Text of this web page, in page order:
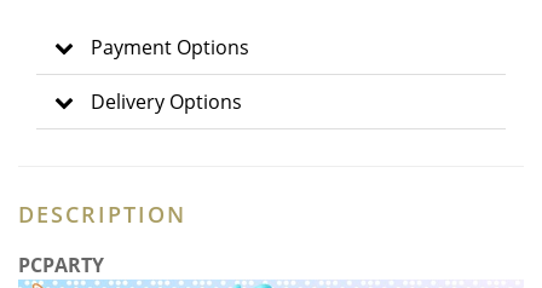
Payment Options
Delivery Options
DESCRIPTION
PCPARTY